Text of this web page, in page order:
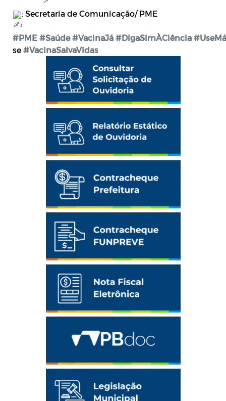
: Secretaria de Comunicação/ PME
#PME #Saúde #VacinaJá #DigaSimÀCiência
se #VacinaSalvaVidas